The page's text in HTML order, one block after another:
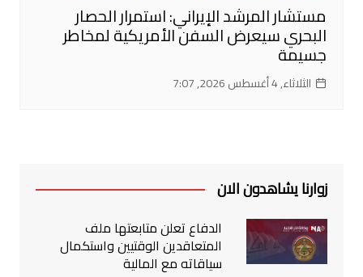
مستشار المرشد الإيراني: استمرار الحصار
البحري سيعرض السفن الأمريكية لمخاطر
جسيمة
الثلاثاء, 4 أغسطس 2026, 7:07
زوارنا يشاهدون الان
الدفاع تعلن متابعتها ملف
المتعاقدين الوقتيين واستكمال
سياقاته مع المالية